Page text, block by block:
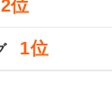
位
1位